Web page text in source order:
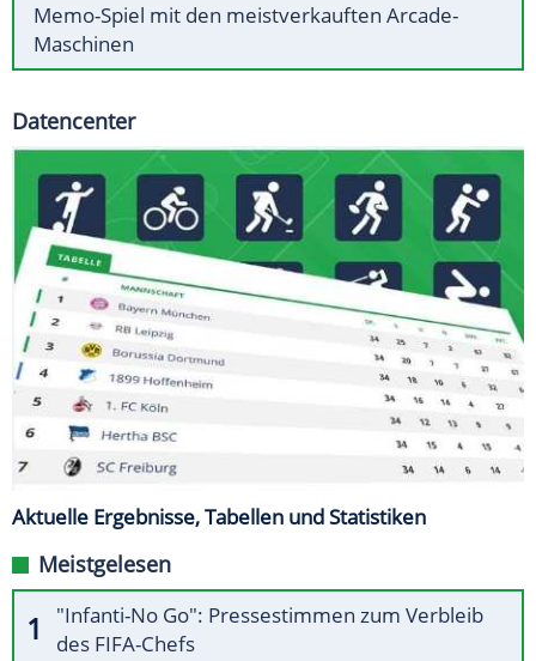
Memo-Spiel mit den meistverkauften Arcade-
Maschinen
Datencenter
Aktuelle Ergebnisse, Tabellen und Statistiken
Meistgelesen
"Infanti-No Go": Pressestimmen zum Verbleib
des FIFA-Chefs